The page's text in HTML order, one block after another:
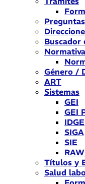
Buscador
Normativa
Género /
ART
Sistemas
GEI
GEI
IDGE
SIGA
SIE
Títulos y
Salud